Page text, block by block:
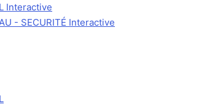
Interactive
- SECURITÉ Interactive